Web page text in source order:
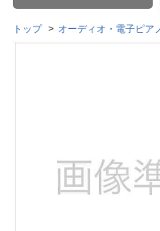
閲覧
トップ オーディオ・電子ピア